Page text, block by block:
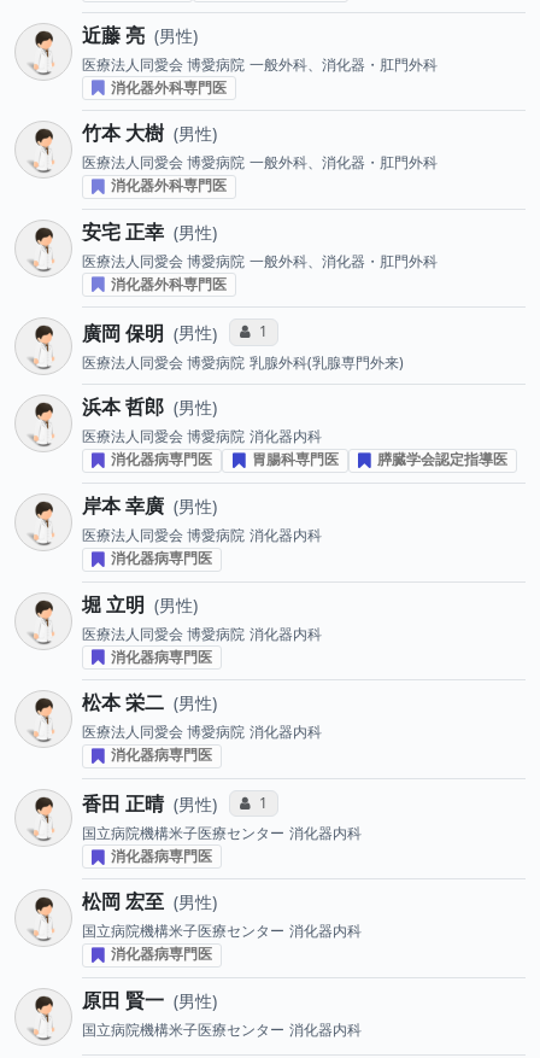
近藤 亮 男性
医療法人同愛会 博愛病院 一般外科、消化器・肛門外科
消化器外科専門医
竹本 大樹 男性
医療法人同愛会 博愛病院 一般外科、消化器・肛門外科
消化器外科専門医
安宅 正幸 男性
医療法人同愛会 博愛病院 一般外科、消化器・肛門外科
消化器外科専門医
廣岡 保明 男性 コミュニケーション・タイプ投票数
1
医療法人同愛会 博愛病院 乳腺外科(乳腺専門外来)
浜本 哲郎 男性
医療法人同愛会 博愛病院 消化器内科
消化器病専門医
胃腸科専門医 膵臓学会認定指導医
岸本 幸廣 男性
医療法人同愛会 博愛病院 消化器内科
消化器病専門医
堀 立明 男性
医療法人同愛会 博愛病院 消化器内科
消化器病専門医
松本 栄二 男性
医療法人同愛会 博愛病院 消化器内科
消化器病専門医
香田 正晴 男性 コミュニケーション・タイプ投票数
1
国立病院機構米子医療センター 消化器内科
消化器病専門医
松岡 宏至 男性
国立病院機構米子医療センター 消化器内科
消化器病専門医
原田 賢一 男性
国立病院機構米子医療センター 消化器内科